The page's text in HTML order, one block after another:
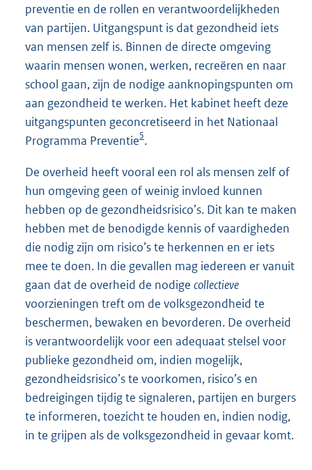
preventie en de rollen en verantwoordelijkheden
van partijen. Uitgangspunt is dat gezondheid iets
van mensen zelf is. Binnen de directe omgeving
waarin mensen wonen, werken, recreëren en naar
school gaan, zijn de nodige aanknopingspunten om
aan gezondheid te werken. Het kabinet heeft deze
uitgangspunten geconcretiseerd in het Nationaal
Programma Preventie5.
De overheid heeft vooral een rol als mensen zelf of
hun omgeving geen of weinig invloed kunnen
hebben op de gezondheidsrisico’s. Dit kan te maken
hebben met de benodigde kennis of vaardigheden
die nodig zijn om risico’s te herkennen en er iets
mee te doen. In die gevallen mag iedereen er vanuit
gaan dat de overheid de nodige collectieve
voorzieningen treft om de volksgezondheid te
beschermen, bewaken en bevorderen. De overheid
is verantwoordelijk voor een adequaat stelsel voor
publieke gezondheid om, indien mogelijk,
gezondheidsrisico’s te voorkomen, risico’s en
bedreigingen tijdig te signaleren, partijen en burgers
te informeren, toezicht te houden en, indien nodig,
in te grijpen als de volksgezondheid in gevaar komt.